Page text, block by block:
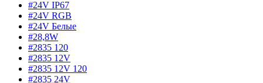
#24V IP67
#24V RGB
#24V Белые
#28,8W
#2835 120
#2835 12V
#2835 12V 120
#2835 24V